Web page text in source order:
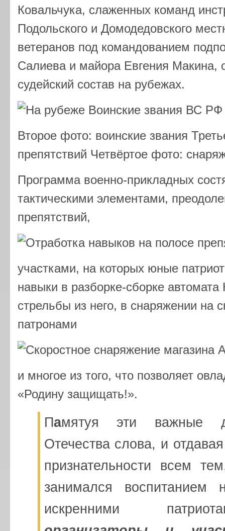
Ковальчука, слаженных команд
Подольского и Домодедовского
ветеранов под командованием
Салиева и майора Евгения Макина,
судейский состав на рубежах.
Второе фото: воинские звания
препятствий Четвёртое фото:
Программа военно-прикладных
тактическими элементами,
препятствий,
участками, на которых юные
навыки в разборке-сборке
стрельбы из него, в снаряжении на
патронами
и многое из того, что позволяет
«Родину защищать!».
Памятуя эти важные
Отечества слова, и
признательности всем
занимался воспитанием
искренними